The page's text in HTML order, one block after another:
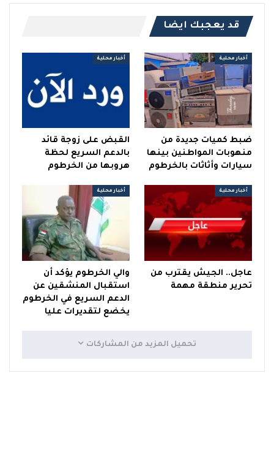
قد يعجبك ايضا
أخبار محلية
ضبط كميات جديدة من
منهوبات المواطنين بينها
سيارات وأثاثات بالخرطوم
أخبار محلية
القبض على زوجة قائد
بالدعم السريع لحظة
هروبها من الخرطوم
أخبار محلية
عاجل.. الجيش يقترب من
تحرير منطقة مهمة
أخبار محلية
والي الخرطوم يؤكد أن
استقبال المنشقين عن
الدعم السريع في الخرطوم
يخضع لتقديرات عليا
تحميل المزيد من المشاركات